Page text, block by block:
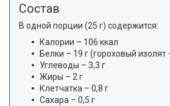
Состав
В одной порции (25 г) содержится:
Калории – 106 ккал
Белки – 19 г (гороховый
Углеводы – 3,3 г
Жиры – 2 г
Клетчатка – 0,8 г
Сахара – 0,5 г